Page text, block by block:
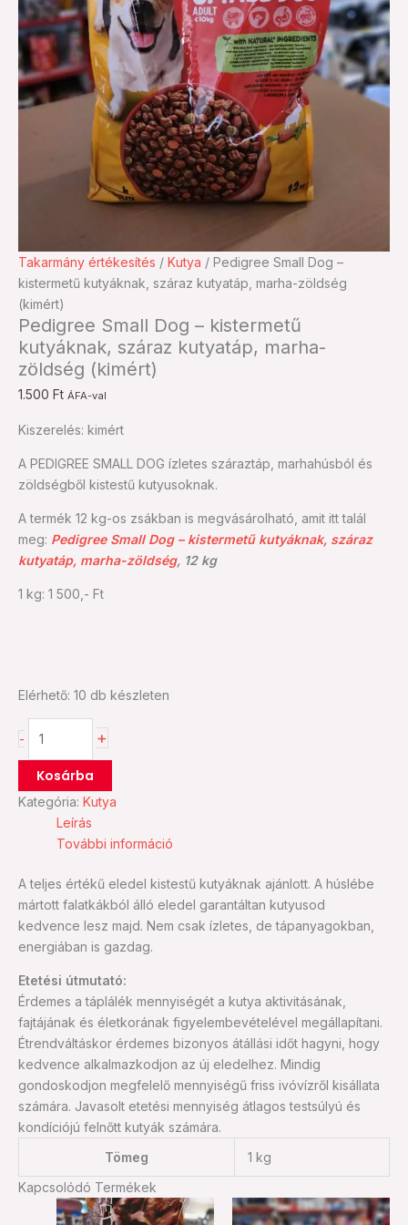
Takarmány értékesítés / Kutya / Pedigree Small Dog –
kistermetű kutyáknak, száraz kutyatáp, marha-zöldség
(kimért)
Pedigree Small Dog – kistermetű
kutyáknak, száraz kutyatáp, marha-
zöldség (kimért)
1.500 Ft ÁFA-val
Kiszerelés: kimért
A PEDIGREE SMALL DOG ízletes száraztáp, marhahúsból és
zöldségből kistestű kutyusoknak.
A termék 12 kg-os zsákban is megvásárolható, amit itt talál
meg: Pedigree Small Dog – kistermetű kutyáknak, száraz
kutyatáp, marha-zöldség, 12 kg
1 kg: 1 500,- Ft
Elérhető: 10 db készleten
-
Pedigree
Small
Dog
-
kistermetű
kutyáknak,
száraz
marha-
(kimért)
mennyiség
+
Kosárba
Kategória: Kutya
Leírás
További információ
A teljes értékű eledel kistestű kutyáknak ajánlott. A húslébe
mártott falatkákból álló eledel garantáltan kutyusod
kedvence lesz majd. Nem csak ízletes, de tápanyagokban,
energiában is gazdag.
Etetési útmutató:
Érdemes a táplálék mennyiségét a kutya aktivitásának,
fajtájának és életkorának figyelembevételével megállapítani.
Étrendváltáskor érdemes bizonyos átállási időt hagyni, hogy
kedvence alkalmazkodjon az új eledelhez. Mindig
gondoskodjon megfelelő mennyiségű friss ivóvízről kisállata
számára. Javasolt etetési mennyiség átlagos testsúlyú és
kondíciójú felnőtt kutyák számára.
Tömeg
1 kg
Kapcsolódó Termékek
Ennek